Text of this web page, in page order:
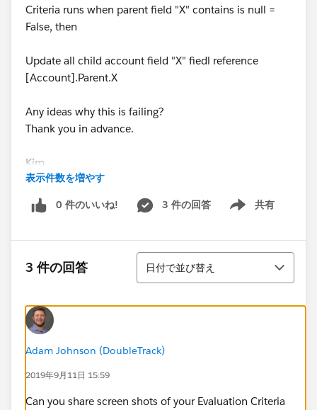
Criteria runs when parent field "X" contains is null =
False, then
Update all child account field "X" fiedl reference
[Account].Parent.X
Any ideas why this is failing?
Thank you in advance.
Kim
表示件数を増やす
0 件のいいね! 3 件の回答 共有
Show menu
3 件の回答
並び替え
日付で並び替え
Adam Johnson (DoubleTrack)
2019年9月11日 15:59
Can you share screen shots of your Evaluation Criteria